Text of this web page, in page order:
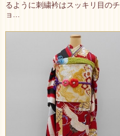
るように刺繍衿はスッキリ目のチ
ョ...